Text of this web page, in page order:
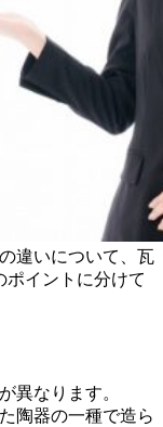
違いについて、瓦
ポイントに分けて
異なります。
陶器の一種で造ら